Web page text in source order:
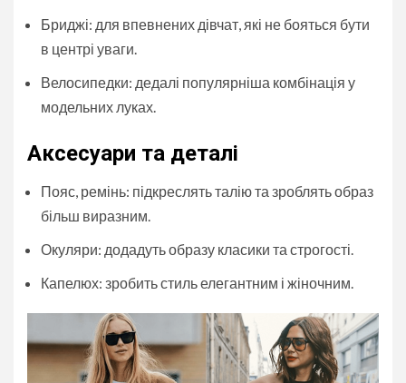
Бриджі: для впевнених дівчат, які не бояться бути
в центрі уваги.
Велосипедки: дедалі популярніша комбінація у
модельних луках.
Аксесуари та деталі
Пояс, ремінь: підкреслять талію та зроблять образ
більш виразним.
Окуляри: додадуть образу класики та строгості.
Капелюх: зробить стиль елегантним і жіночним.